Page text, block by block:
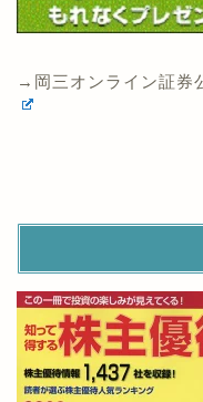
→岡三オンライン証券